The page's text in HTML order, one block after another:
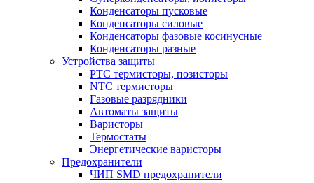
Конденсаторы пусковые
Конденсаторы силовые
Конденсаторы фазовые косинусные
Конденсаторы разные
Устройства защиты
PTC термисторы, позисторы
NTC термисторы
Газовые разрядники
Автоматы защиты
Варисторы
Термостаты
Энергетические варисторы
Предохранители
ЧИП SMD предохранители